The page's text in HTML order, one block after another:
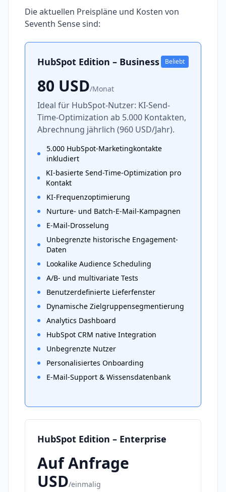
Die aktuellen Preispläne und Kosten von
Seventh Sensesind:
HubSpot Edition – Business Beliebt
80 USD/Monat
Ideal für HubSpot-Nutzer: KI-Send-
Time-Optimization ab 5.000 Kontakten,
Abrechnung jährlich (960 USD/Jahr).
5.000 HubSpot-Marketingkontakte
inkludiert
KI-basierte Send-Time-Optimization pro
Kontakt
KI-Frequenzoptimierung
Nurture- und Batch-E-Mail-Kampagnen
E-Mail-Drosselung
Unbegrenzte historische Engagement-
Daten
Lookalike Audience Scheduling
A/B- und multivariate Tests
Benutzerdefinierte Lieferfenster
Dynamische Zielgruppensegmentierung
Analytics Dashboard
HubSpot CRM native Integration
Unbegrenzte Nutzer
Personalisiertes Onboarding
E-Mail-Support & Wissensdatenbank
HubSpot Edition – Enterprise
Auf Anfrage
USD/einmalig